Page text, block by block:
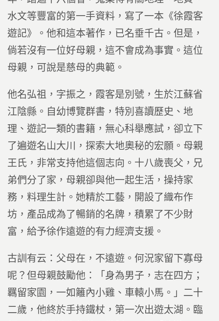
水文等豐富的第一手資料，寫了一本《徐霞客
遊記》。他和這本著作，已名垂千古。但是，
倘若沒有一位好母親，這不會成為事實。這位
母親，可說是慈母的典範。
他名弘祖，字振之，霞客是別號，生於江蘇省
江陰縣。自幼博覽群書，特別喜讀歷史、地
理、遊記一類的書籍，無心科舉應試，卻立下
了遍遊名山大川，探索大地奧秘的宏願。母親
王氏，非常支持他這個志向。十八歲喪父，兄
弟們分了家，母親卻與他一起生活，操持家
務，料理生計。她精於工藝，開設了織布作
坊，產品成為了暢銷的名牌，積累了不少財
富，給予徐作遠遊的有力經濟支援。
古訓有云：父母在，不遠遊。何況家留下寡母
呢？但母親鼓勵他：「身為男子，志在四方；
羈留家園，一如籬內小雞、車轅小馬。」二十
二歲，他終於手持鐵杖，第一次出遊太湖。臨